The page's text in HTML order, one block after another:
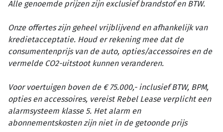
Alle genoemde prijzen zijn exclusief brandstof en BTW.
Onze offertes zijn geheel vrijblijvend en afhankelijk van
kredietacceptatie. Houd er rekening mee dat de
consumentenprijs van de auto, opties/accessoires en de
vermelde CO2-uitstoot kunnen veranderen.
Voor voertuigen boven de € 75.000,- inclusief BTW, BPM,
opties en accessoires, vereist Rebel Lease verplicht een
alarmsysteem klasse 5. Het alarm en
abonnementskosten zijn niet in de getoonde prijs